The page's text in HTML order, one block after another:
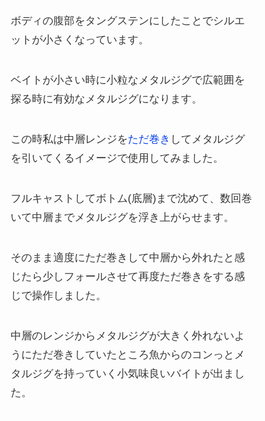
ボディの腹部をタングステンにしたことでシルエ
ットが小さくなっています。
ベイトが小さい時に小粒なメタルジグで広範囲を
探る時に有効なメタルジグになります。
この時私は中層レンジをただ巻き してメタルジグ
を引いてくるイメージで使用してみました。
フルキャストしてボトム(底層)まで沈めて、数回巻
いて中層までメタルジグを浮き上がらせます。
そのまま適度にただ巻きして中層から外れたと感
じたら少しフォールさせて再度ただ巻きをする感
じで操作しました。
中層のレンジからメタルジグが大きく外れないよ
うにただ巻きしていたところ魚からのコンっとメ
タルジグを持っていく小気味良いバイトが出まし
た。